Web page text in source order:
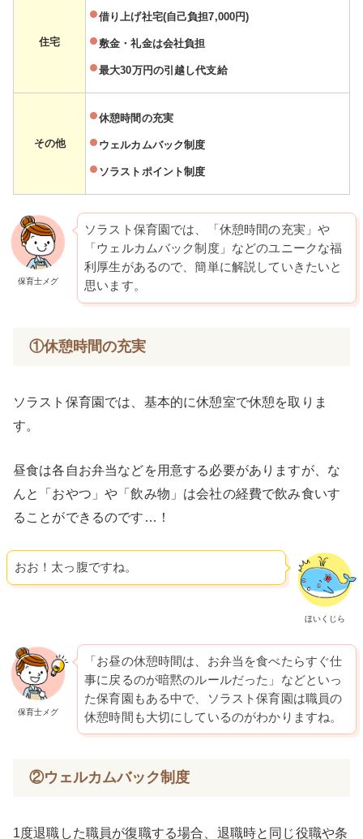
住宅
借り上げ社宅(自己負担7,000円)
敷金・礼金は会社負担
最大30万円の引越し代支給
その他
休憩時間の充実
ウェルカムバック制度
ソラストポイント制度
保育士メグ
ソラスト保育園では、「休憩時間の充実」や
「ウェルカムバック制度」などのユニークな福
利厚生があるので、簡単に解説していきたいと
思います。
①休憩時間の充実
ソラスト保育園では、基本的に休憩室で休憩を取りま
す。
昼食は各自お弁当などを用意する必要がありますが、な
んと「おやつ」や「飲み物」は会社の経費で飲み食いす
ることができるのです…！
ほいくじら
おお！太っ腹ですね。
保育士メグ
「お昼の休憩時間は、お弁当を食べたらすぐ仕
事に戻るのが暗黙のルールだった」などといっ
た保育園もある中で、ソラスト保育園は職員の
休憩時間も大切にしているのがわかりますね。
②ウェルカムバック制度
1度退職した職員が復職する場合、退職時と同じ役職や条